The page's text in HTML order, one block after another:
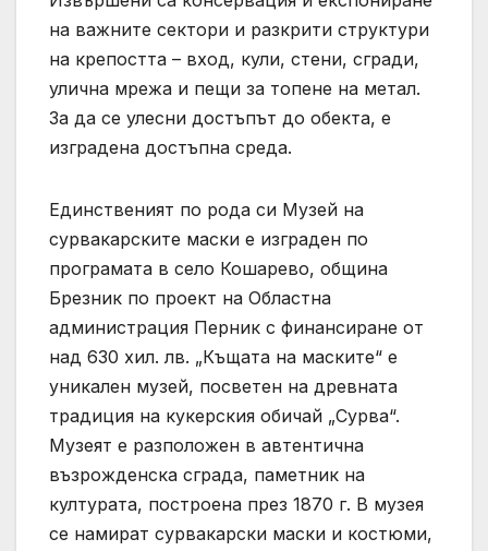
на важните сектори и разкрити структури
на крепостта – вход, кули, стени, сгради,
улична мрежа и пещи за топене на метал.
За да се улесни достъпът до обекта, е
изградена достъпна среда.
Единственият по рода си Музей на
сурвакарските маски е изграден по
програмата в село Кошарево, община
Брезник по проект на Областна
администрация Перник с финансиране от
над 630 хил. лв. „Къщата на маските“ е
уникален музей, посветен на древната
традиция на кукерския обичай „Сурва“.
Музеят е разположен в автентична
възрожденска сграда, паметник на
културата, построена през 1870 г. В музея
се намират сурвакарски маски и костюми,